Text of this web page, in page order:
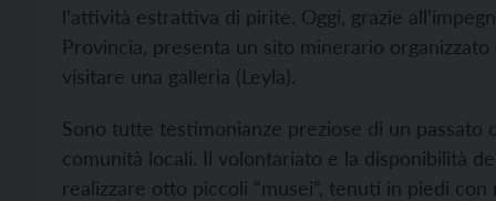
l’attività estrattiva di pirite. Oggi, grazie
Provincia, presenta un sito minerario
visitare una galleria (Leyla).
Sono tutte testimonianze preziose di un passato
comunità locali. Il volontariato e la disponibilità
realizzare otto piccoli “musei”, tenuti in piedi